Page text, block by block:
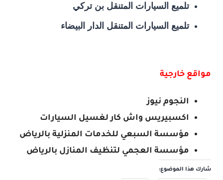
تلميع السيارات المتنقل بن تركي
تلميع السيارات المتنقل الدار البيضاء
مواقع خارجية
النجوم نيوز
اكسبيريس واش كار لغسيل السيارات
مؤسسة السبعي للخدمات المنزلية بالرياض
مؤسسة العجمي لتنظيف المنازل بالرياض
شارك هذا الموضوع: